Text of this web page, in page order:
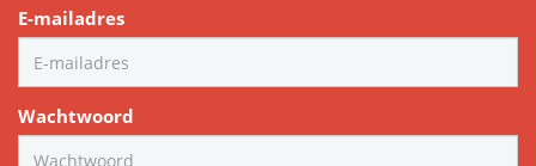
E-mailadres
Wachtwoord